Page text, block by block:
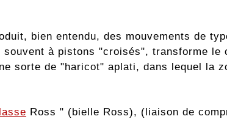
bien entendu, des mouvements de
à pistons "croisés", transforme le
sorte de "haricot" aplati, dans lequel la
Ross " (bielle Ross), (liaison de